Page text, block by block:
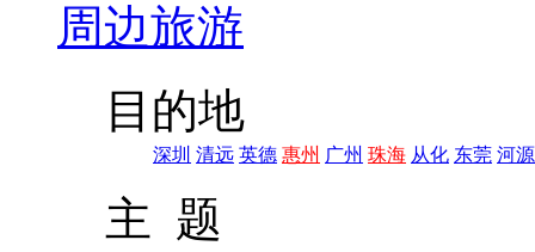
周边旅游
目的地
深圳 清远 英德 惠州 广州 珠海 从化 东莞 河源
主 题